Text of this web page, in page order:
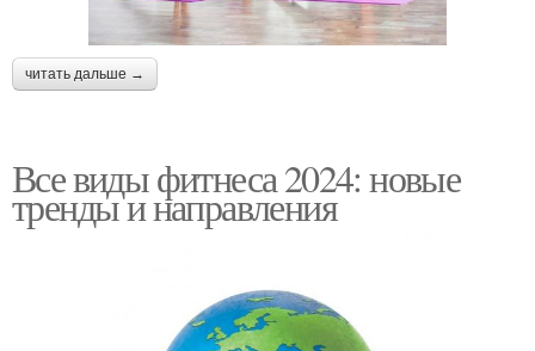
читать дальше →
Все виды фитнеса 2024: новые
тренды и направления